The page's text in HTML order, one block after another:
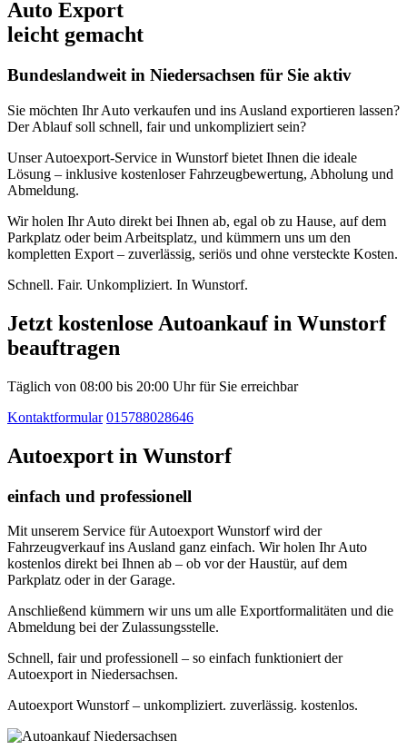
Auto Export
leicht gemacht
Bundeslandweit in Niedersachsen für Sie aktiv
Sie möchten Ihr Auto verkaufen und ins Ausland exportieren lassen?
Der Ablauf soll schnell, fair und unkompliziert sein?
Unser Autoexport-Service in Wunstorf bietet Ihnen die ideale
Lösung – inklusive kostenloser Fahrzeugbewertung, Abholung und
Abmeldung.
Wir holen Ihr Auto direkt bei Ihnen ab, egal ob zu Hause, auf dem
Parkplatz oder beim Arbeitsplatz, und kümmern uns um den
kompletten Export – zuverlässig, seriös und ohne versteckte Kosten.
Schnell. Fair. Unkompliziert. In Wunstorf.
Jetzt kostenlose Autoankauf in Wunstorf
beauftragen
Täglich von 08:00 bis 20:00 Uhr für Sie erreichbar
Kontaktformular 015788028646
Autoexport in Wunstorf
einfach und professionell
Mit unserem Service für Autoexport Wunstorf wird der
Fahrzeugverkauf ins Ausland ganz einfach. Wir holen Ihr Auto
kostenlos direkt bei Ihnen ab – ob vor der Haustür, auf dem
Parkplatz oder in der Garage.
Anschließend kümmern wir uns um alle Exportformalitäten und die
Abmeldung bei der Zulassungsstelle.
Schnell, fair und professionell – so einfach funktioniert der
Autoexport in Niedersachsen.
Autoexport Wunstorf – unkompliziert. zuverlässig. kostenlos.